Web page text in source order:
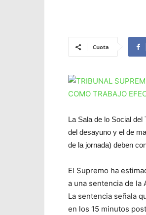
Cuota
La Sala de lo Social
del desayuno y el de
de la jornada) deben
El Supremo ha
a una sentencia de la
La sentencia señala
en los 15 minutos